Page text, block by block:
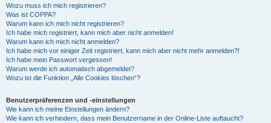
Wozu muss ich mich registrieren?
Was ist COPPA?
Warum kann ich mich nicht registrieren?
Ich habe mich registriert, kann mich aber nicht anmelden!
Warum kann ich mich nicht anmelden?
Ich habe mich vor einiger Zeit registriert, kann mich aber nicht mehr anmelden?!
Ich habe mein Passwort vergessen!
Warum werde ich automatisch abgemeldet?
Wozu ist die Funktion „Alle Cookies löschen“?
Benutzerpräferenzen und -einstellungen
Wie kann ich meine Einstellungen ändern?
Wie kann ich verhindern, dass mein Benutzername in der Online-Liste auftaucht?